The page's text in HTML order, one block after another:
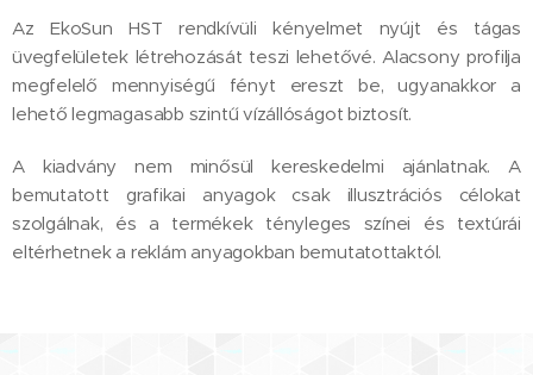
Az EkoSun HST rendkívüli kényelmet nyújt és tágas
üvegfelületek létrehozását teszi lehetővé. Alacsony profilja
megfelelő mennyiségű fényt ereszt be, ugyanakkor a
lehető legmagasabb szintű vízállóságot biztosít.
A kiadvány nem minősül kereskedelmi ajánlatnak. A
bemutatott grafikai anyagok csak illusztrációs célokat
szolgálnak, és a termékek tényleges színei és textúrái
eltérhetnek a reklám anyagokban bemutatottaktól.